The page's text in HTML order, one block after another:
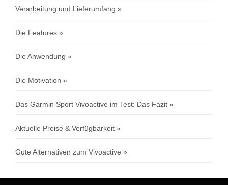
Verarbeitung und Lieferumfang
Die Features
Die Anwendung
Die Motivation
Das Garmin Sport Vivoactive im Test: Das Fazit
Aktuelle Preise & Verfügbarkeit
Gute Alternativen zum Vivoactive